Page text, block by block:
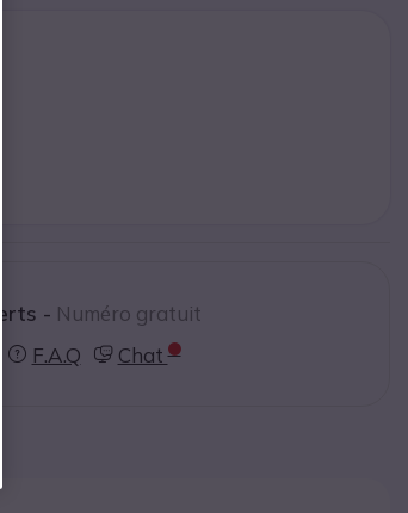
- Numéro gratuit
F.A.Q Chat